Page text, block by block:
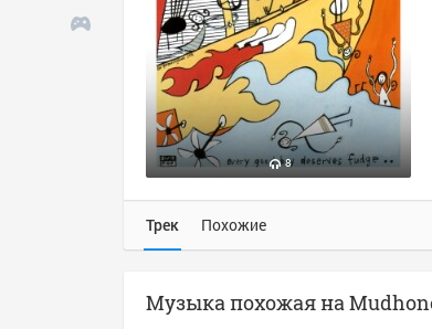
8
Трек Похожие